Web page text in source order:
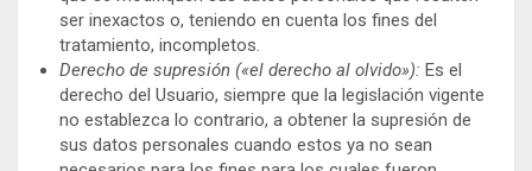
ser inexactos o, teniendo en cuenta los fines del
tratamiento, incompletos.
Derecho de supresión («el derecho al olvido»): Es el
derecho del Usuario, siempre que la legislación vigente
no establezca lo contrario, a obtener la supresión de
sus datos personales cuando estos ya no sean